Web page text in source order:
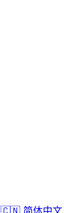
🇨🇳 简体中文